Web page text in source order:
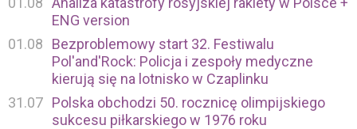
ENG version
01.08
Bezproblemowy start 32. Festiwalu
Pol'and'Rock: Policja i zespoły medyczne
kierują się na lotnisko w Czaplinku
31.07 Polska obchodzi 50. rocznicę olimpijskiego
sukcesu piłkarskiego w 1976 roku